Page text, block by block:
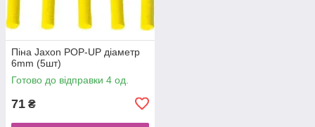
Піна Jaxon POP-UP діаметр
6mm (5шт)
Готово до відправки 4 од.
71 ₴